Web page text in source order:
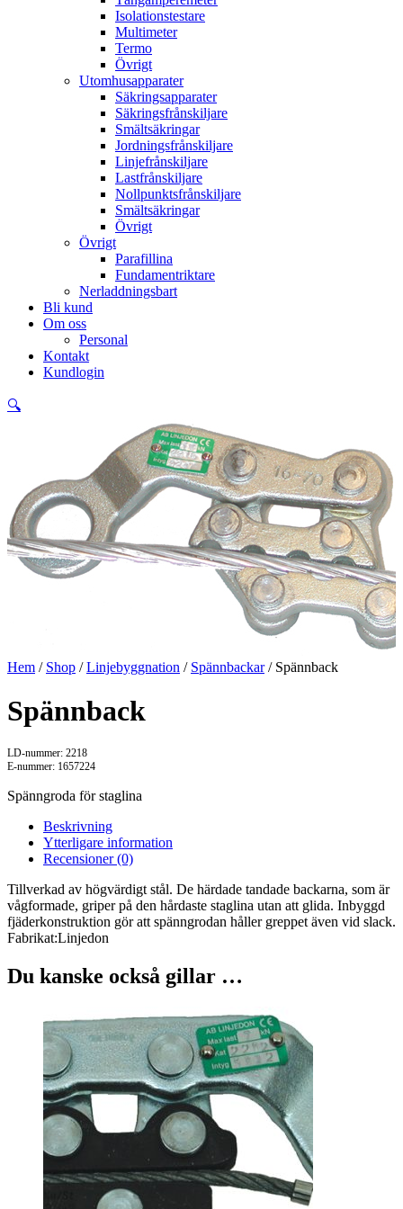
Isolationstestare
Multimeter
Termo
Övrigt
Utomhusapparater
Säkringsapparater
Säkringsfrånskiljare
Smältsäkringar
Jordningsfrånskiljare
Linjefrånskiljare
Lastfrånskiljare
Nollpunktsfrånskiljare
Smältsäkringar
Övrigt
Övrigt
Parafillina
Fundamentriktare
Nerladdningsbart
Bli kund
Om oss
Personal
Kontakt
Kundlogin
🔍
Hem / Shop /Linjebyggnation / Spännbackar/ Spännback
Spännback
LD-nummer: 2218
E-nummer: 1657224
Spänngroda för staglina
Beskrivning
Ytterligare information
Recensioner (0)
Tillverkad av högvärdigt stål. De härdade tandade backarna, som är
vågformade, griper på den hårdaste staglina utan att glida. Inbyggd
fjäderkonstruktion gör att spänngrodan håller greppet även vid slack.
Fabrikat:Linjedon
Du kanske också gillar …